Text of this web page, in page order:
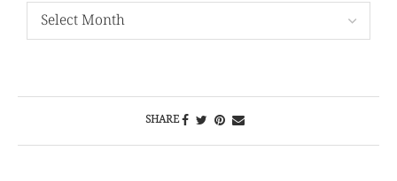
SHARE